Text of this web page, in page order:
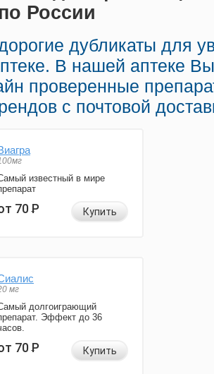
России
дубликаты для
В нашей аптеке
проверенные
с почтовой
известный в мире
70Р Купить
мг
долгоиграющий
Эффект до 36
70Р Купить